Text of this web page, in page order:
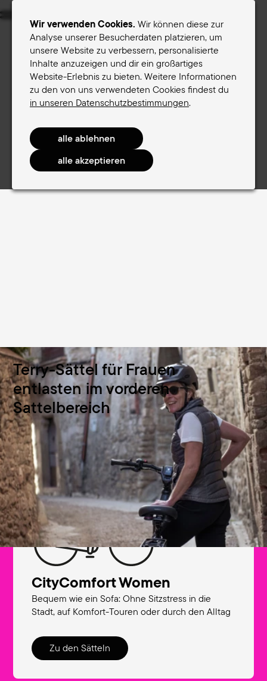
Wir verwenden Cookies. Wir können diese zur
Analyse unserer Besucherdaten platzieren, um
unsere Website zu verbessern, personalisierte
Inhalte anzuzeigen und dir ein großartiges
Website-Erlebnis zu bieten. Weitere Informationen
zu den von uns verwendeten Cookies findest du
in unseren Datenschutzbestimmungen.
Menu
Sättel für Frauen
Sättel für Männer
Terry-Sattelfinder
Sättel für Frauen
Sättel für Frauen
Terry-Sättel für Frauen
entlasten im vorderen
Sattelbereich
CityComfort Women
Bequem wie ein Sofa: Ohne Sitzstress in die
Stadt, auf Komfort-Touren oder durch den Alltag
Zu den Sätteln